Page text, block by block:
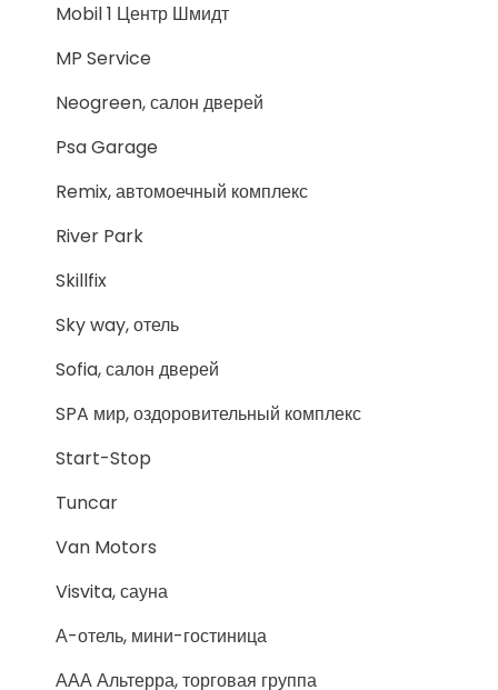
Mobil 1 Центр Шмидт
MP Service
Neogreen, салон дверей
Psa Garage
Remix, автомоечный комплекс
River Park
Skillfix
Sky way, отель
Sofia, салон дверей
SPA мир, оздоровительный комплекс
Start-Stop
Tuncar
Van Motors
Visvita, сауна
А-отель, мини-гостиница
ААА Альтерра, торговая группа